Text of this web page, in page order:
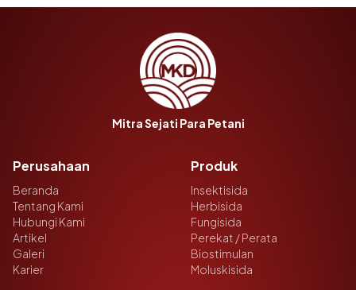
Mitra Sejati Para Petani
Perusahaan
Beranda
Tentang Kami
Hubungi Kami
Artikel
Galeri
Karier
Produk
Insektisida
Herbisida
Fungisida
Perekat / Perata
Biostimulan
Moluskisida